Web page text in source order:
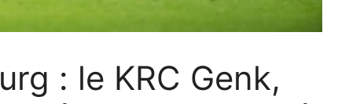
: le KRC Genk,